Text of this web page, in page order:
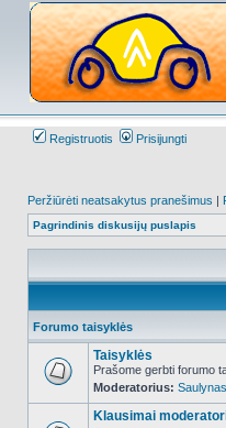
Registruotis Prisijungti
Peržiūrėti neatsakytus pranešimus |
Pagrindinis diskusijų puslapis
Forumo taisyklės
NO_UNREAD_POSTS
Taisyklės
Prašome gerbti forumo
Moderatorius: Saulynas
Klausimai